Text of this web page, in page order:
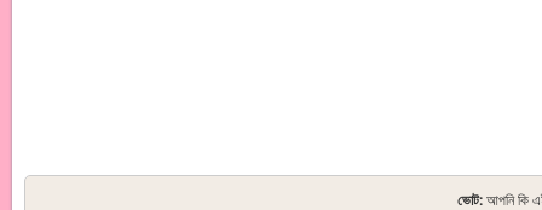
ভোট: আপনি কি